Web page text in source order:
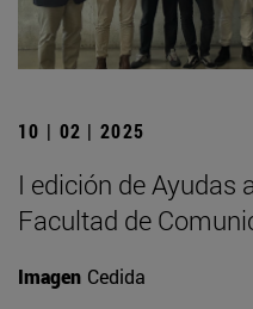
10 | 02 | 2025
I edición de Ayudas
Facultad de
Imagen Cedida